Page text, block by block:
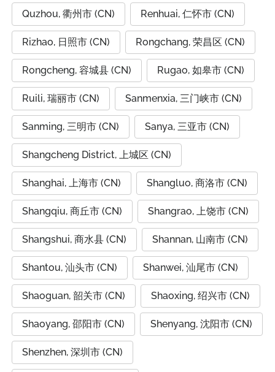
Quzhou, 衢州市 (CN) Renhuai, 仁怀市 (CN)
Rizhao, 日照市 (CN) Rongchang, 荣昌区 (CN)
Rongcheng, 容城县 (CN) Rugao, 如皋市 (CN)
Ruili, 瑞丽市 (CN) Sanmenxia, 三门峡市 (CN)
Sanming, 三明市 (CN) Sanya, 三亚市 (CN)
Shangcheng District, 上城区 (CN)
Shanghai, 上海市 (CN) Shangluo, 商洛市 (CN)
Shangqiu, 商丘市 (CN) Shangrao, 上饶市 (CN)
Shangshui, 商水县 (CN) Shannan, 山南市 (CN)
Shantou, 汕头市 (CN) Shanwei, 汕尾市 (CN)
Shaoguan, 韶关市 (CN) Shaoxing, 绍兴市 (CN)
Shaoyang, 邵阳市 (CN) Shenyang, 沈阳市 (CN)
Shenzhen, 深圳市 (CN)